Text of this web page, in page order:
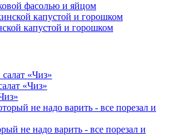
фасолью и яйцом
капустой и горошком
«Чиз»
«Чиз»
не надо варить - все порезал и
не надо варить - все порезал и